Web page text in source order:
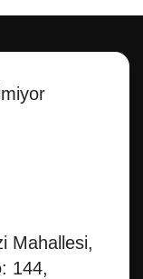
Mahallesi,
144,